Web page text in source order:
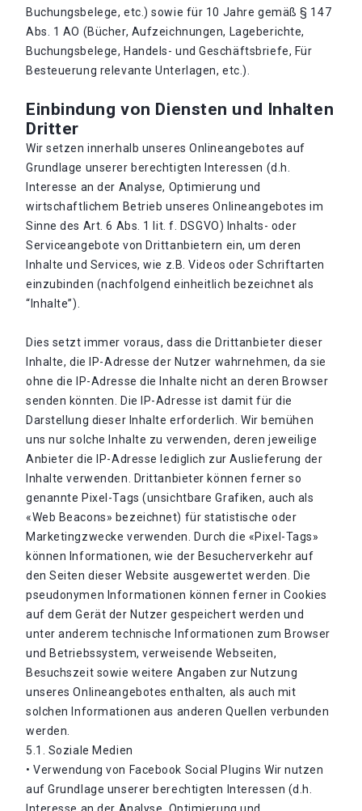
Buchungsbelege, etc.) sowie für 10 Jahre gemäß § 147
Abs. 1 AO (Bücher, Aufzeichnungen, Lageberichte,
Buchungsbelege, Handels- und Geschäftsbriefe, Für
Besteuerung relevante Unterlagen, etc.).
Einbindung von Diensten und Inhalten
Dritter
Wir setzen innerhalb unseres Onlineangebotes auf
Grundlage unserer berechtigten Interessen (d.h.
Interesse an der Analyse, Optimierung und
wirtschaftlichem Betrieb unseres Onlineangebotes im
Sinne des Art. 6 Abs. 1 lit. f. DSGVO) Inhalts- oder
Serviceangebote von Drittanbietern ein, um deren
Inhalte und Services, wie z.B. Videos oder Schriftarten
einzubinden (nachfolgend einheitlich bezeichnet als
“Inhalte”).
Dies setzt immer voraus, dass die Drittanbieter dieser
Inhalte, die IP-Adresse der Nutzer wahrnehmen, da sie
ohne die IP-Adresse die Inhalte nicht an deren Browser
senden könnten. Die IP-Adresse ist damit für die
Darstellung dieser Inhalte erforderlich. Wir bemühen
uns nur solche Inhalte zu verwenden, deren jeweilige
Anbieter die IP-Adresse lediglich zur Auslieferung der
Inhalte verwenden. Drittanbieter können ferner so
genannte Pixel-Tags (unsichtbare Grafiken, auch als
«Web Beacons» bezeichnet) für statistische oder
Marketingzwecke verwenden. Durch die «Pixel-Tags»
können Informationen, wie der Besucherverkehr auf
den Seiten dieser Website ausgewertet werden. Die
pseudonymen Informationen können ferner in Cookies
auf dem Gerät der Nutzer gespeichert werden und
unter anderem technische Informationen zum Browser
und Betriebssystem, verweisende Webseiten,
Besuchszeit sowie weitere Angaben zur Nutzung
unseres Onlineangebotes enthalten, als auch mit
solchen Informationen aus anderen Quellen verbunden
werden.
5.1. Soziale Medien
• Verwendung von Facebook Social Plugins Wir nutzen
auf Grundlage unserer berechtigten Interessen (d.h.